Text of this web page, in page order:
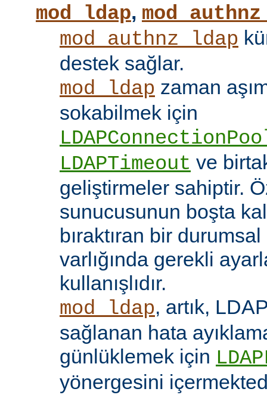
mod_ldap,
mod_authnz_ldap
destek sağlar.
mod_ldap zaman
sokabilmek için
LDAPTimeout ve
geliştirmeler sahiptir.
sunucusunun boşta
bıraktıran bir
varlığında gerekli
kullanışlıdır.
mod_ldap, artık,
sağlanan hata
günlüklemek için
yönergesini